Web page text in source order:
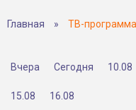
Главная » ТВ-
Вчера Сегодня 10.08
15.08 16.08